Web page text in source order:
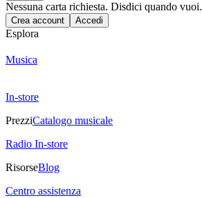
Nessuna carta richiesta. Disdici quando vuoi.
Crea account Accedi
Esplora
Musica
In-store
PrezziCatalogo musicale
Radio In-store
RisorseBlog
Centro assistenza